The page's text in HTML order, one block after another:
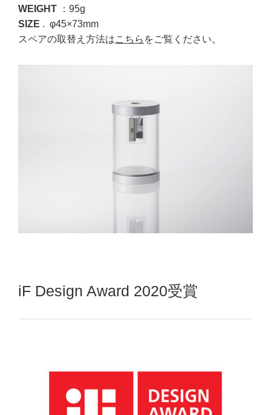
WEIGHT：95g
SIZE . φ45×73mm
スペアの取替え方法はこちら をご覧ください。
iF Design Award 2020受賞